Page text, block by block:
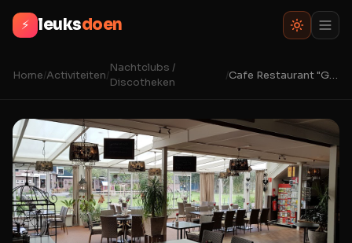
⚡ leuksdoen
Home/Activiteiten/
Nachtclubs /
Discotheken
/ Cafe Restaurant "Gerrie"